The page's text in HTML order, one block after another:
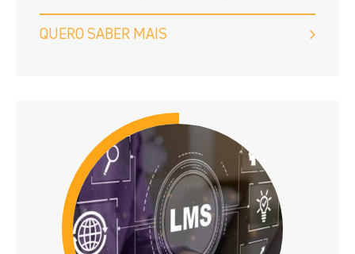
QUERO SABER MAIS